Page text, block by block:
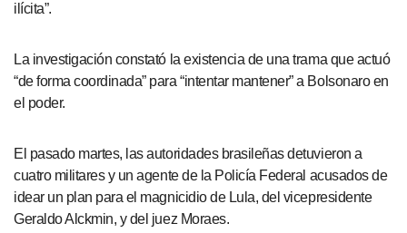
ilícita”.
La investigación constató la existencia de una trama que actuó
“de forma coordinada” para “intentar mantener” a Bolsonaro en
el poder.
El pasado martes, las autoridades brasileñas detuvieron a
cuatro militares y un agente de la Policía Federal acusados de
idear un plan para el magnicidio de Lula, del vicepresidente
Geraldo Alckmin, y del juez Moraes.